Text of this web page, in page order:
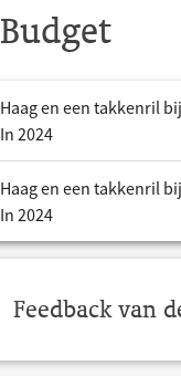
Budget
Haag en een takkenril
In 2024
Haag en een takkenril
In 2024
Feedback van